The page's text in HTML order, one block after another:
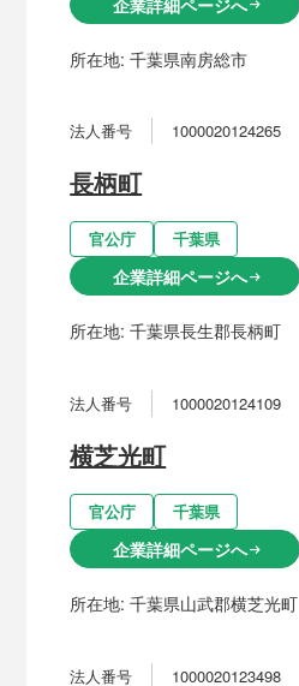
arrow_right_alt
所在地:千葉県南房総市
法人番号 1000020124265
長柄町
官公庁 千葉県
企業詳細ページへarrow_right_alt
所在地:千葉県長生郡長柄町
法人番号 1000020124109
横芝光町
官公庁 千葉県
企業詳細ページへarrow_right_alt
所在地:千葉県山武郡横芝光町
法人番号 1000020123498